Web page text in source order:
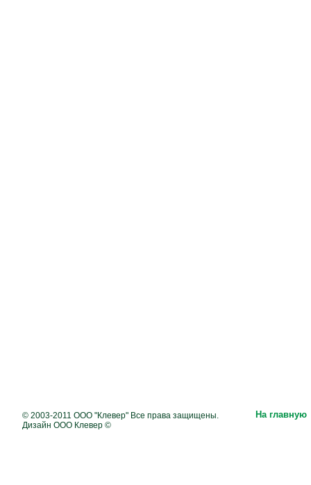
© 2003-2011 ООО "Клевер" Все права защищены.
Дизайн ООО Клевер ©
На главную